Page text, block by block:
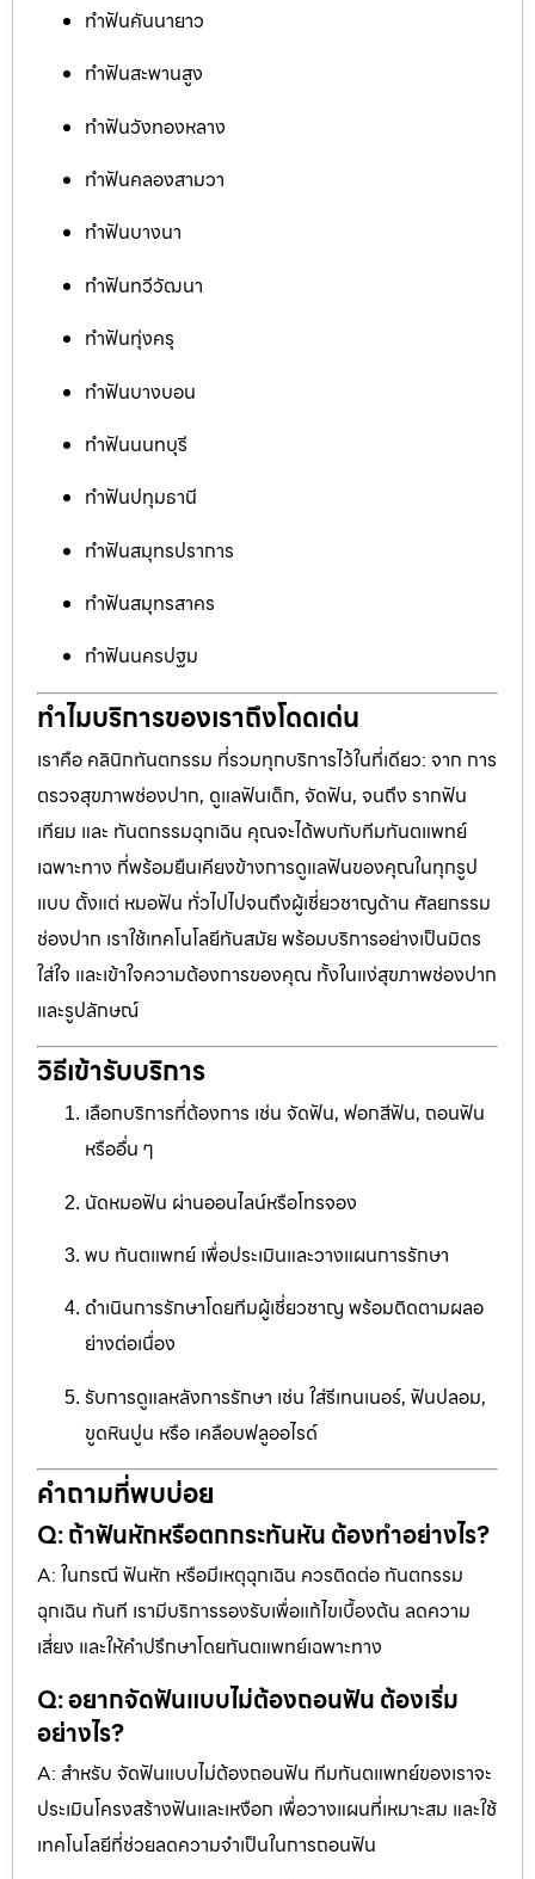
ทำฟันคันนายาว
ทำฟันสะพานสูง
ทำฟันวังทองหลาง
ทำฟันคลองสามวา
ทำฟันบางนา
ทำฟันทวีวัฒนา
ทำฟันทุ่งครุ
ทำฟันบางบอน
ทำฟันนนทบุรี
ทำฟันปทุมธานี
ทำฟันสมุทรปราการ
ทำฟันสมุทรสาคร
ทำฟันนครปฐม
ทำไมบริการของเราถึงโดดเด่น
เราคือ คลินิกทันตกรรม ที่รวมทุกบริการไว้ในที่เดียว: จาก การ
ตรวจสุขภาพช่องปาก, ดูแลฟันเด็ก, จัดฟัน, จนถึง รากฟัน
เทียม และ ทันตกรรมฉุกเฉิน คุณจะได้พบกับทีมทันตแพทย์
เฉพาะทาง ที่พร้อมยืนเคียงข้างการดูแลฟันของคุณในทุกรูป
แบบ ตั้งแต่ หมอฟัน ทั่วไปไปจนถึงผู้เชี่ยวชาญด้าน ศัลยกรรม
ช่องปาก เราใช้เทคโนโลยีทันสมัย พร้อมบริการอย่างเป็นมิตร
ใส่ใจ และเข้าใจความต้องการของคุณ ทั้งในแง่สุขภาพช่องปาก
และรูปลักษณ์
วิธีเข้ารับบริการ
เลือกบริการที่ต้องการ เช่น จัดฟัน, ฟอกสีฟัน, ถอนฟัน
หรืออื่น ๆ
นัดหมอฟัน ผ่านออนไลน์หรือโทรจอง
พบ ทันตแพทย์ เพื่อประเมินและวางแผนการรักษา
ดำเนินการรักษาโดยทีมผู้เชี่ยวชาญ พร้อมติดตามผลอ
ย่างต่อเนื่อง
รับการดูแลหลังการรักษา เช่น ใส่รีเทนเนอร์, ฟันปลอม,
ขูดหินปูน หรือ เคลือบฟลูออไรด์
คำถามที่พบบ่อย
Q: ถ้าฟันหักหรือตกกระทันหัน ต้องทำอย่างไร?
A: ในกรณี ฟันหัก หรือมีเหตุฉุกเฉิน ควรติดต่อ ทันตกรรม
ฉุกเฉิน ทันที เรามีบริการรองรับเพื่อแก้ไขเบื้องต้น ลดความ
เสี่ยง และให้คำปรึกษาโดยทันตแพทย์เฉพาะทาง
Q: อยากจัดฟันแบบไม่ต้องถอนฟัน ต้องเริ่ม
อย่างไร?
A: สำหรับ จัดฟันแบบไม่ต้องถอนฟัน ทีมทันตแพทย์ของเราจะ
ประเมินโครงสร้างฟันและเหงือก เพื่อวางแผนที่เหมาะสม และใช้
เทคโนโลยีที่ช่วยลดความจำเป็นในการถอนฟัน